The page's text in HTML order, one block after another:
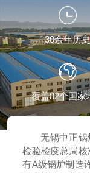
30余年历史
覆盖82个国家
无锡中正
检验检疫总局
有A级锅炉制造